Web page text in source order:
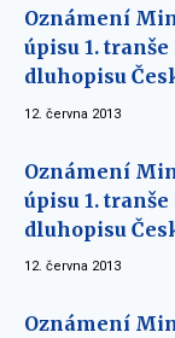
Oznámení
úpisu 1.
dluhopisu
12. června 2013
Oznámení
úpisu 1.
dluhopisu
12. června 2013
Oznámení